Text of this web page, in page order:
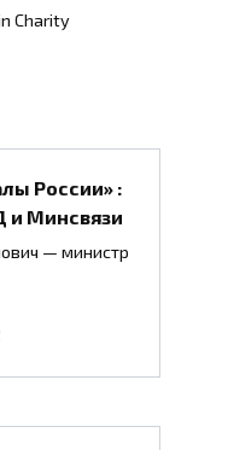
Charity
России» :
и Минсвязи
— министр